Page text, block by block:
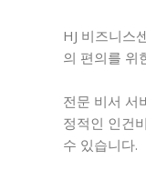
HJ 비즈니스
의 편의를 위
전문 비서 서
정적인 인건
수 있습니다.